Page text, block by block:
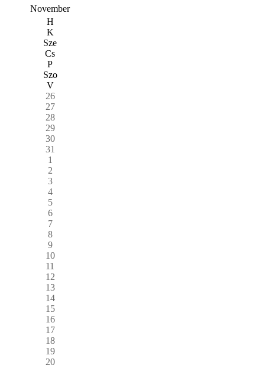
November
H
K
Sze
Cs
P
Szo
V
26
27
28
29
30
31
1
2
3
4
5
6
7
8
9
10
11
12
13
14
15
16
17
18
19
20